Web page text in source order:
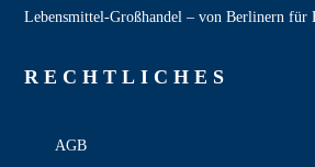
Lebensmittel‑Großhandel – von Berlinern für
RECHT­LICHES
AGB